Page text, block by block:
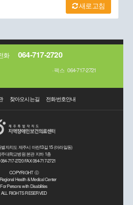
새로고침
화 064-717-2720
팩스 064-717-2721
찾아오시는길 전화번호안내
별자치도 제주시 아란13길 15 (아라일동)
주대학교병원 본관 지하 1층
717-2720 FAX 064-717-2721
COPYRIGHT ⓒ
Health & Medical Center
For Persons with Disabilities
ALL RIGHTS RESERVED